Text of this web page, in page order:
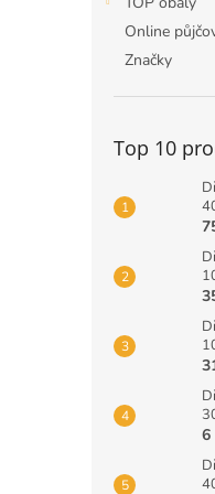
Online
Značky
Top 10
6